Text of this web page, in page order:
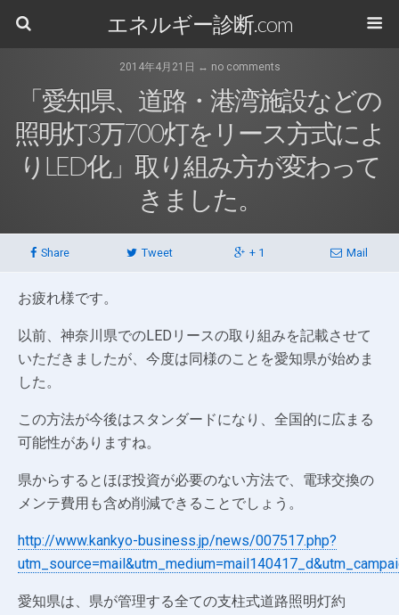
エネルギー診断.com
2014年4月21日 ↔ no comments
「愛知県、道路・港湾施設などの
照明灯3万700灯をリース方式によ
りLED化」取り組み方が変わって
きました。
Share Tweet + 1 Mail
お疲れ様です。
以前、神奈川県でのLEDリースの取り組みを記載させて
いただきましたが、今度は同様のことを愛知県が始めま
した。
この方法が今後はスタンダードになり、全国的に広まる
可能性がありますね。
県からするとほぼ投資が必要のない方法で、電球交換の
メンテ費用も含め削減できることでしょう。
http://www.kankyo-business.jp/news/007517.php?
愛知県は、県が管理する全ての支柱式道路照明灯約